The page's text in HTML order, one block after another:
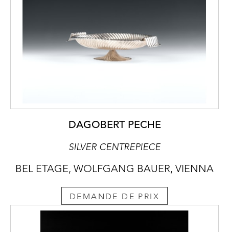
DAGOBERT PECHE
SILVER CENTREPIECE
BEL ETAGE, WOLFGANG BAUER, VIENNA
DEMANDE DE PRIX